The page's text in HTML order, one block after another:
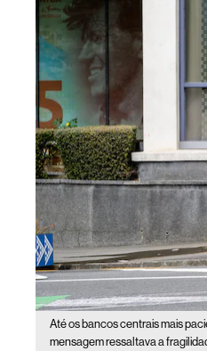
Até os bancos centrais mais
mensagem ressaltava a